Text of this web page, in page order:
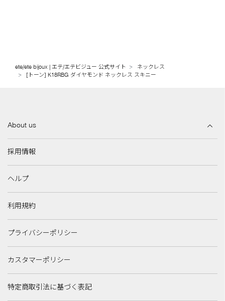
ete/ete bijoux | エテ/エテビジュー 公式サイト
ネックレス
[トーン] K18RBG ダイヤモンド ネックレス スキニー
About us
採用情報
ヘルプ
利用規約
プライバシーポリシー
カスタマーポリシー
特定商取引法に基づく表記